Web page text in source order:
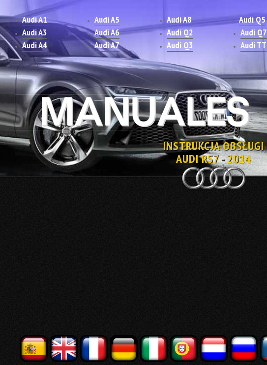
Audi A1 Audi A5 Audi A8 Audi Q5
Audi A3
Audi A6 Audi Q2 Audi Q7
Audi A4
Audi A7 Audi Q3 Audi TT
INSTRUKCJA OBSŁUGI
AUDI RS7 - 2014